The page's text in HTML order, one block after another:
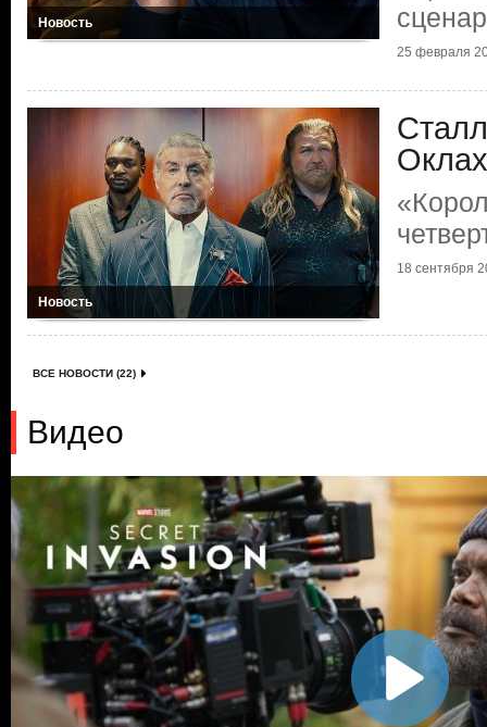
Новость
25 февраля
Новость
18 сентября
ВСЕ НОВОСТИ (22)
Видео